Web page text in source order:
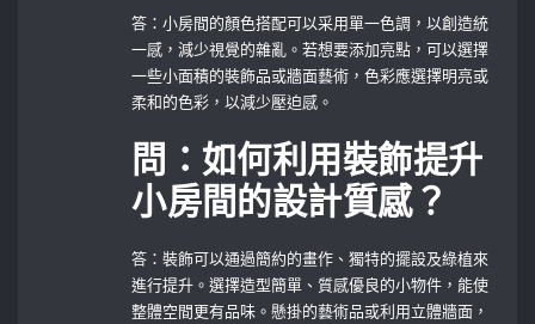
答：小房間的顏色搭配可以采用單一色調，以創造統
一感，減少視覺的雜亂。若想要添加亮點，可以選擇
一些小面積的裝飾品或牆面藝術，色彩應選擇明亮或
柔和的色彩，以減少壓迫感。
問：如何利用裝飾提升
小房間的設計質感？
答：裝飾可以通過簡約的畫作、獨特的擺設及綠植來
進行提升。選擇造型簡單、質感優良的小物件，能使
整體空間更有品味。懸掛的藝術品或利用立體牆面，